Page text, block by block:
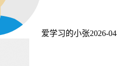
爱学习的小张2026-